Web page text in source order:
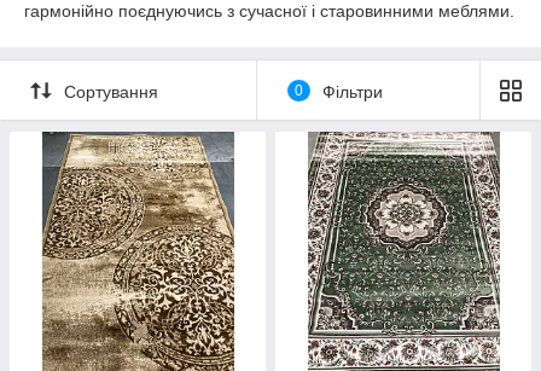
гармонійно поєднуючись з сучасної і старовинними меблями.
Сортування 0 Фільтри